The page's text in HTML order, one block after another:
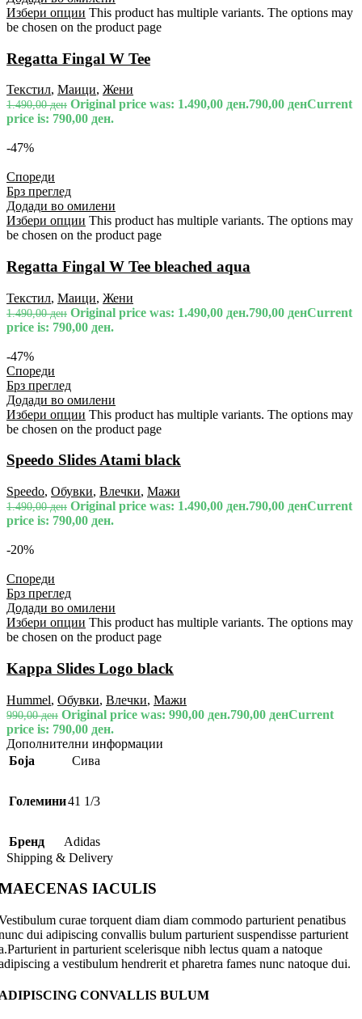
Избери опции This product has multiple variants. The options may
be chosen on the product page
Regatta Fingal W Tee
Текстил, Маици, Жени
1.490,00ден Original price was: 1.490,00 ден.790,00 денCurrent
price is: 790,00 ден.
-47%
Спореди
Брз преглед
Додади во омилени
Избери опции This product has multiple variants. The options may
be chosen on the product page
Regatta Fingal W Tee bleached aqua
Текстил, Маици, Жени
1.490,00ден Original price was: 1.490,00 ден.790,00 денCurrent
price is: 790,00 ден.
-47%
Спореди
Брз преглед
Додади во омилени
Избери опции This product has multiple variants. The options may
be chosen on the product page
Speedo Slides Atami black
Speedo, Обувки, Влечки, Мажи
1.490,00ден Original price was: 1.490,00 ден.790,00 денCurrent
price is: 790,00 ден.
-20%
Спореди
Брз преглед
Додади во омилени
Избери опции This product has multiple variants. The options may
be chosen on the product page
Kappa Slides Logo black
Hummel, Обувки, Влечки, Мажи
990,00ден Original price was: 990,00 ден.790,00 денCurrent
price is: 790,00 ден.
Дополнителни информации
Боја
Сива
Големини41 1/3
Бренд
Adidas
Shipping & Delivery
IACULIS
curae torquent diam diam commodo parturient penatibus
dui adipiscing convallis bulum parturient suspendisse parturient
in parturient scelerisque nibh lectus quam a natoque
a vestibulum hendrerit et pharetra fames nunc natoque dui.
CONVALLIS BULUM